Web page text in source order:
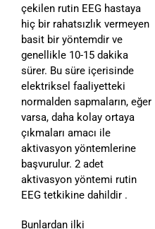
çekilen rutin EEG hastaya
hiç bir rahatsızlık vermeyen
basit bir yöntemdir ve
genellikle 10-15 dakika
sürer. Bu süre içerisinde
elektriksel faaliyetteki
normalden sapmaların, eğer
varsa, daha kolay ortaya
çıkmaları amacı ile
aktivasyon yöntemlerine
başvurulur. 2 adet
aktivasyon yöntemi rutin
EEG tetkikine dahildir .
Bunlardan ilki